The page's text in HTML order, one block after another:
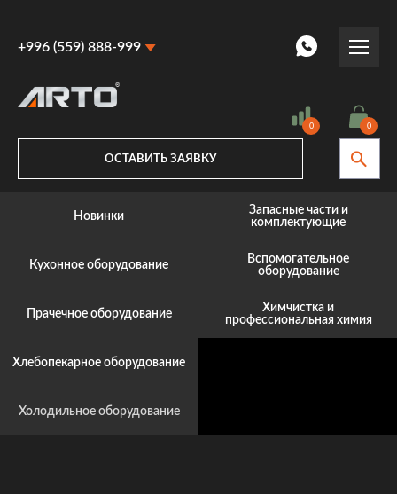
+996 (559) 888-999
+996 (559) 888-999
0 0
ОСТАВИТЬ ЗАЯВКУ
Новинки
Кухонное оборудование
Прачечное оборудование
Хлебопекарное оборудование
Холодильное оборудование
Запасные части и
комплектующие
Вспомогательное
оборудование
Химчистка и
профессиональная химия